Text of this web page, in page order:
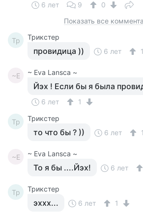
6 лет 9
0
Показать все
Tp Tpикcтep
провидица )) 6 лет 1
~E ~ Eva Lansca ~
Йэх ! Если бы я была
6 лет 1
Tp Tpикcтep
то что бы ? )) 6 лет 1
~E ~ Eva Lansca ~
То я бы ....Йэх! 6 лет
Tp Tpикcтep
эххх... 6 лет 1